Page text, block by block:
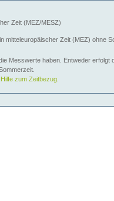
Zeit (MEZ/MESZ)
mitteleuropäischer Zeit (MEZ) ohne
Messwerte haben. Entweder erfolgt
Hilfe zum Zeitbezug